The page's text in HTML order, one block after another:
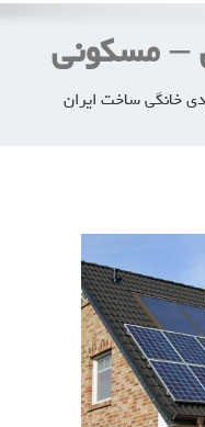
– مسکونی
خانگی ساخت ایران